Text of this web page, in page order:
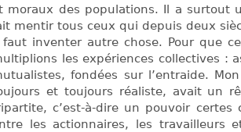
moraux des populations. Il a surtout
mentir tous ceux qui depuis deux
faut inventer autre chose. Pour que
les expériences collectives :
fondées sur l’entraide.
et toujours réaliste, avait un
c’est-à-dire un pouvoir certes
les actionnaires, les travailleurs